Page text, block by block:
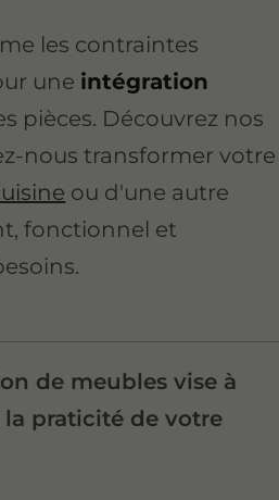
les contraintes
une intégration
pièces. Découvrez nos
nous transformer votre
ou d'une autre
fonctionnel et
de meubles vise à
praticité de votre